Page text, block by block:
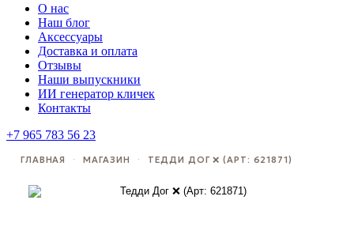
О нас
Наш блог
Аксессуары
Доставка и оплата
Отзывы
Наши выпускники
ИИ генератор кличек
Контакты
+7 965 783 56 23
ГЛАВНАЯ · МАГАЗИН · ТЕДДИ ДОГ ❌ (АРТ: 621871)